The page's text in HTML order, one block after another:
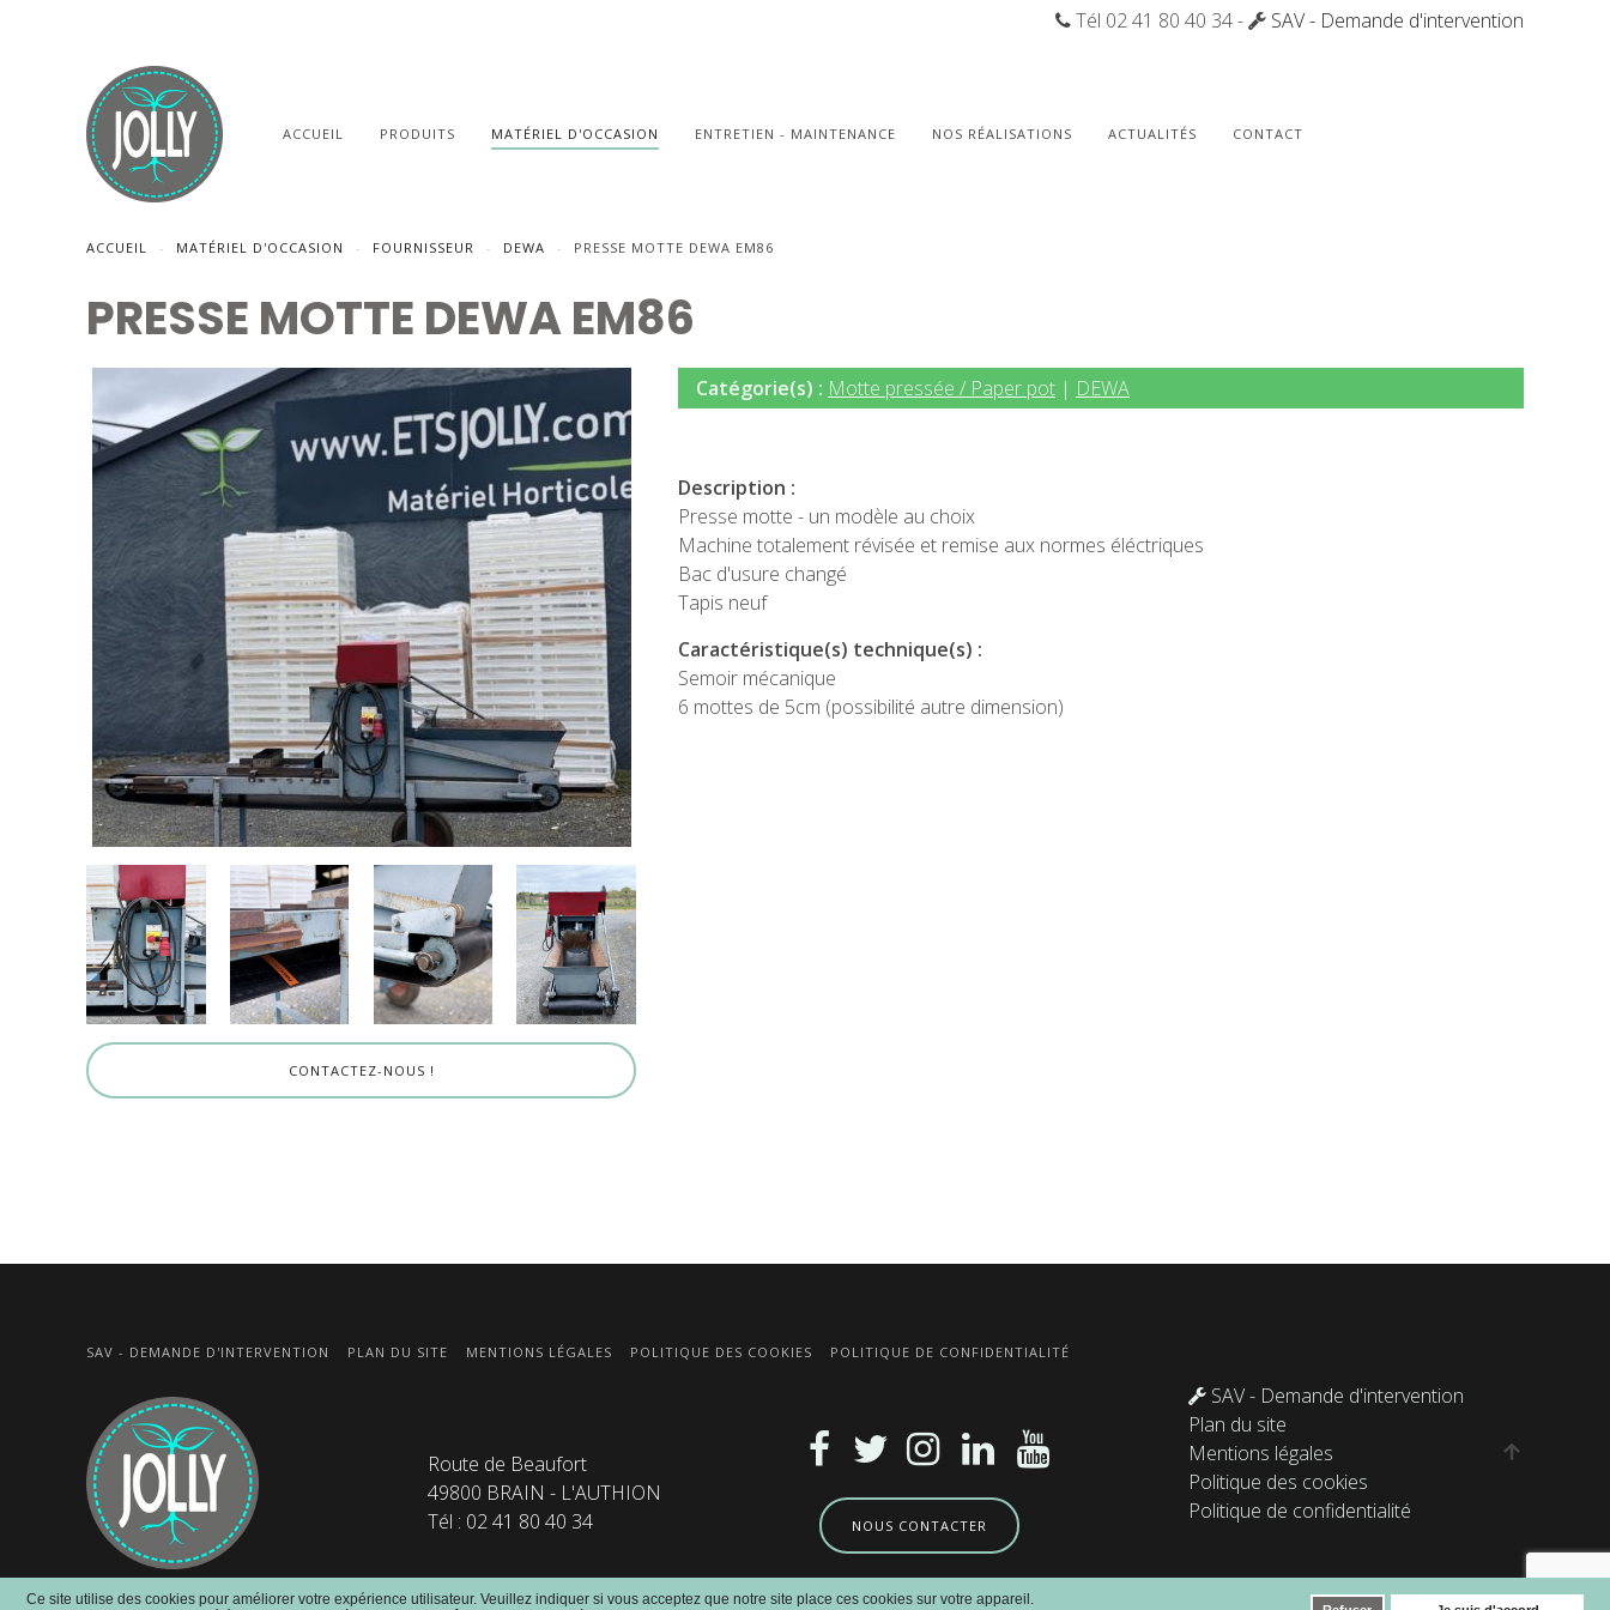
Ce site utilise des cookies pour améliorer votre expérience utilisateur. Veuillez indiquer si vous acceptez que notre site place ces cookies sur votre appareil.
Tél 02 41 80 40 34 - SAV - Demande d'intervention
ACCUEIL PRODUITS MATÉRIEL D'OCCASION ENTRETIEN - MAINTENANCE NOS RÉALISATIONS ACTUALITÉS CONTACT
ACCUEIL MATÉRIEL D'OCCASION FOURNISSEUR DEWA PRESSE MOTTE DEWA EM86
PRESSE MOTTE DEWA EM86
CONTACTEZ-NOUS !
Catégorie(s) : Motte pressée / Paper pot | DEWA
Description :
Presse motte - un modèle au choix
Machine totalement révisée et remise aux normes éléctriques
Bac d'usure changé
Tapis neuf
Caractéristique(s) technique(s) :
Semoir mécanique
6 mottes de 5cm (possibilité autre dimension)
SAV - DEMANDE D'INTERVENTION PLAN DU SITE MENTIONS LÉGALES POLITIQUE DES COOKIES POLITIQUE DE CONFIDENTIALITÉ
Route de Beaufort
49800 BRAIN - L'AUTHION
Tél : 02 41 80 40 34
NOUS CONTACTER
SAV - Demande d'intervention
Plan du site
Mentions légales
Politique des cookies
Politique de confidentialité